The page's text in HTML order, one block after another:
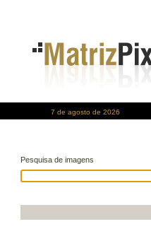
7 de agosto de 2026
Pesquisa de imagens